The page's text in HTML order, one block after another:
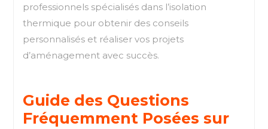
professionnels spécialisés dans l’isolation
thermique pour obtenir des conseils
personnalisés et réaliser vos projets
d’aménagement avec succès.
Guide des Questions
Fréquemment Posées sur